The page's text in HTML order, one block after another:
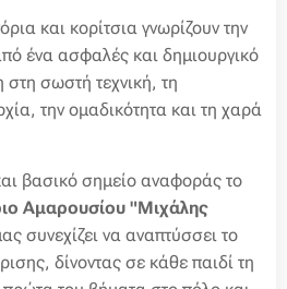
και κορίτσια γνωρίζουν την
ένα ασφαλές και δημιουργικό
σωστή τεχνική, τη
την ομαδικότητα και τη χαρά
βασικό σημείο αναφοράς το
Αμαρουσίου "Μιχάλης
συνεχίζει να αναπτύσσει το
δίνοντας σε κάθε παιδί τη